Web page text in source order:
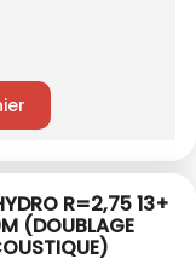
R=2,75 13+
(DOUBLAGE